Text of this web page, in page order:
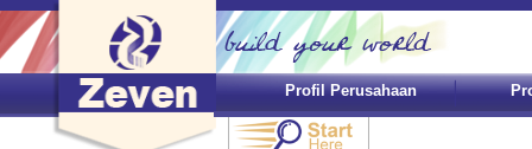
Profil Perusahaan